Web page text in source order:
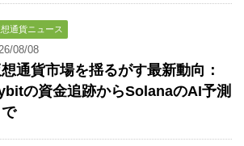
通貨ニュース
08/08
通貨市場を揺るがす最新動向：
の資金追跡からSolanaのAI予測
で